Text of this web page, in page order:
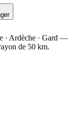
· Ardèche · Gard —
de 50 km.